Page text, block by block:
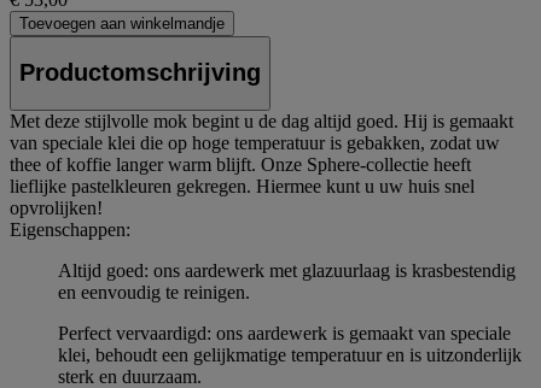
Toevoegen aan winkelmandje
Productomschrijving
Met deze stijlvolle mok begint u de dag altijd goed. Hij is gemaakt
van speciale klei die op hoge temperatuur is gebakken, zodat uw
thee of koffie langer warm blijft. Onze Sphere-collectie heeft
lieflijke pastelkleuren gekregen. Hiermee kunt u uw huis snel
opvrolijken!
Eigenschappen:
Altijd goed: ons aardewerk met glazuurlaag is krasbestendig
en eenvoudig te reinigen.
Perfect vervaardigd: ons aardewerk is gemaakt van speciale
klei, behoudt een gelijkmatige temperatuur en is uitzonderlijk
sterk en duurzaam.